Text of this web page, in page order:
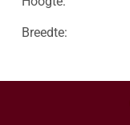
Breedte: